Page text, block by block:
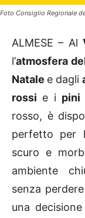
Foto Consiglio Regionale
ALMESE – Al
l’atmosfera
Natale e dagli
rossi e i pini
rosso, è
perfetto per
scuro e
ambiente
senza
una